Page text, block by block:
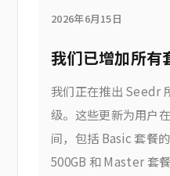
2026年6月15日
我们已增加所有
我们正在推出 Seedr
级。这些更新为用户
间，包括 Basic 套餐
500GB 和 Master 套